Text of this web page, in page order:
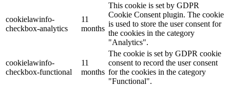
cookielawinfo-
checkbox-analytics
11
months
This cookie is set by GDPR
Cookie Consent plugin. The cookie
is used to store the user consent for
the cookies in the category
"Analytics".
cookielawinfo-
checkbox-functional
11
months
The cookie is set by GDPR cookie
consent to record the user consent
for the cookies in the category
"Functional".